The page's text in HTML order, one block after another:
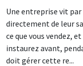
Une entreprise vit
directement de leur
ce que vous vendez,
instaurez avant,
doit gérer cette re...